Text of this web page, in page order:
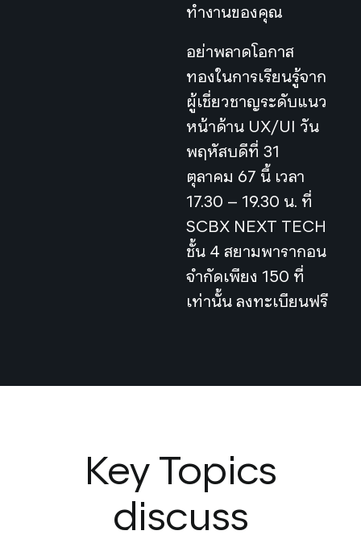
ทำงานของคุณ
อย่าพลาดโอกาส
ทองในการเรียนรู้จาก
ผู้เชี่ยวชาญระดับแนว
หน้าด้าน UX/UI วัน
พฤหัสบดีที่ 31
ตุลาคม 67 นี้ เวลา
17.30 – 19.30 น. ที่
SCBX NEXT TECH
ชั้น 4 สยามพารากอน
จำกัดเพียง 150 ที่
เท่านั้น ลงทะเบียนฟรี
Key Topics
discuss